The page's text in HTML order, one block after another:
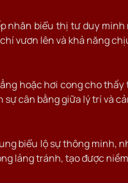
nhăn biểu thị tư duy
vươn lên và khả năng
hoặc hơi cong cho
cân bằng giữa lý trí và
biểu lộ sự thông minh,
lảng tránh, tạo được